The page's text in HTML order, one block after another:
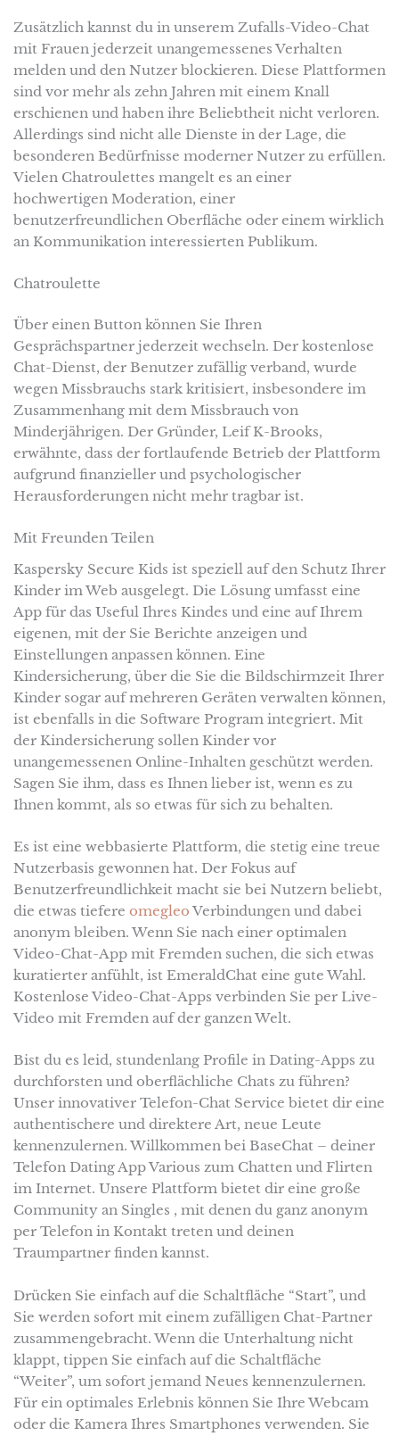
Zusätzlich kannst du in unserem Zufalls-Video-Chat
mit Frauen jederzeit unangemessenes Verhalten
melden und den Nutzer blockieren. Diese Plattformen
sind vor mehr als zehn Jahren mit einem Knall
erschienen und haben ihre Beliebtheit nicht verloren.
Allerdings sind nicht alle Dienste in der Lage, die
besonderen Bedürfnisse moderner Nutzer zu erfüllen.
Vielen Chatroulettes mangelt es an einer
hochwertigen Moderation, einer
benutzerfreundlichen Oberfläche oder einem wirklich
an Kommunikation interessierten Publikum.
Chatroulette
Über einen Button können Sie Ihren
Gesprächspartner jederzeit wechseln. Der kostenlose
Chat-Dienst, der Benutzer zufällig verband, wurde
wegen Missbrauchs stark kritisiert, insbesondere im
Zusammenhang mit dem Missbrauch von
Minderjährigen. Der Gründer, Leif K-Brooks,
erwähnte, dass der fortlaufende Betrieb der Plattform
aufgrund finanzieller und psychologischer
Herausforderungen nicht mehr tragbar ist.
Mit Freunden Teilen
Kaspersky Secure Kids ist speziell auf den Schutz Ihrer
Kinder im Web ausgelegt. Die Lösung umfasst eine
App für das Useful Ihres Kindes und eine auf Ihrem
eigenen, mit der Sie Berichte anzeigen und
Einstellungen anpassen können. Eine
Kindersicherung, über die Sie die Bildschirmzeit Ihrer
Kinder sogar auf mehreren Geräten verwalten können,
ist ebenfalls in die Software Program integriert. Mit
der Kindersicherung sollen Kinder vor
unangemessenen Online-Inhalten geschützt werden.
Sagen Sie ihm, dass es Ihnen lieber ist, wenn es zu
Ihnen kommt, als so etwas für sich zu behalten.
Es ist eine webbasierte Plattform, die stetig eine treue
Nutzerbasis gewonnen hat. Der Fokus auf
Benutzerfreundlichkeit macht sie bei Nutzern beliebt,
die etwas tiefere omegleo Verbindungen und dabei
anonym bleiben. Wenn Sie nach einer optimalen
Video-Chat-App mit Fremden suchen, die sich etwas
kuratierter anfühlt, ist EmeraldChat eine gute Wahl.
Kostenlose Video-Chat-Apps verbinden Sie per Live-
Video mit Fremden auf der ganzen Welt.
Bist du es leid, stundenlang Profile in Dating-Apps zu
durchforsten und oberflächliche Chats zu führen?
Unser innovativer Telefon-Chat Service bietet dir eine
authentischere und direktere Art, neue Leute
kennenzulernen. Willkommen bei BaseChat – deiner
Telefon Dating App Various zum Chatten und Flirten
im Internet. Unsere Plattform bietet dir eine große
Community an Singles , mit denen du ganz anonym
per Telefon in Kontakt treten und deinen
Traumpartner finden kannst.
Drücken Sie einfach auf die Schaltfläche “Start”, und
Sie werden sofort mit einem zufälligen Chat-Partner
zusammengebracht. Wenn die Unterhaltung nicht
klappt, tippen Sie einfach auf die Schaltfläche
“Weiter”, um sofort jemand Neues kennenzulernen.
Für ein optimales Erlebnis können Sie Ihre Webcam
oder die Kamera Ihres Smartphones verwenden. Sie